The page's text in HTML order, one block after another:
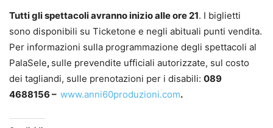
Tutti gli spettacoli avranno inizio alle ore 21. I biglietti
sono disponibili su Ticketone e negli abituali punti vendita.
Per informazioni sulla programmazione degli spettacoli al
PalaSele, sulle prevendite ufficiali autorizzate, sul costo
dei tagliandi, sulle prenotazioni per i disabili: 089
4688156 – www.anni60produzioni.com.